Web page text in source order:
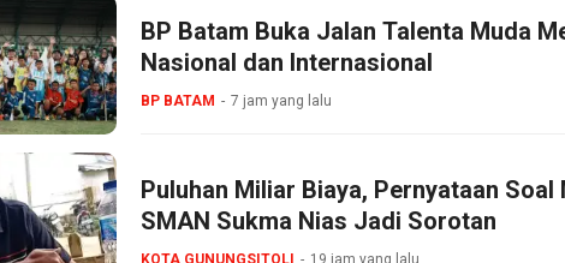
BP Batam Buka Jalan Talenta Muda
Nasional dan Internasional
BP BATAM 7 jam yang lalu
Puluhan Miliar Biaya, Pernyataan
SMAN Sukma Nias Jadi Sorotan
KOTA GUNUNGSITOLI 19 jam yang lalu